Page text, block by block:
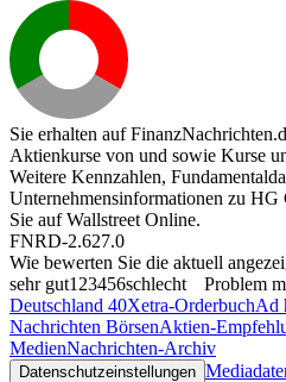
Sie erhalten auf
Aktienkurse von und sowie Kurse
Weitere Kennzahlen,
Unternehmensinformationen zu
Sie aufWallstreet Online.
FNRD-2.627.0
Wie bewerten Sie die aktuell
sehr gut1 23456schlecht
Problem
Deutschland 40Xetra-OrderbuchAd
Nachrichten BörsenAktien-
MedienNachrichten-Archiv
Datenschutzeinstellungen